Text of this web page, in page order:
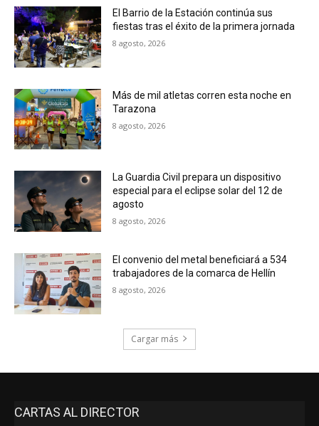
El Barrio de la Estación continúa sus
fiestas tras el éxito de la primera jornada
8 agosto, 2026
Más de mil atletas corren esta noche en
Tarazona
8 agosto, 2026
La Guardia Civil prepara un dispositivo
especial para el eclipse solar del 12 de
agosto
8 agosto, 2026
El convenio del metal beneficiará a 534
trabajadores de la comarca de Hellín
8 agosto, 2026
Cargar más
CARTAS AL DIRECTOR